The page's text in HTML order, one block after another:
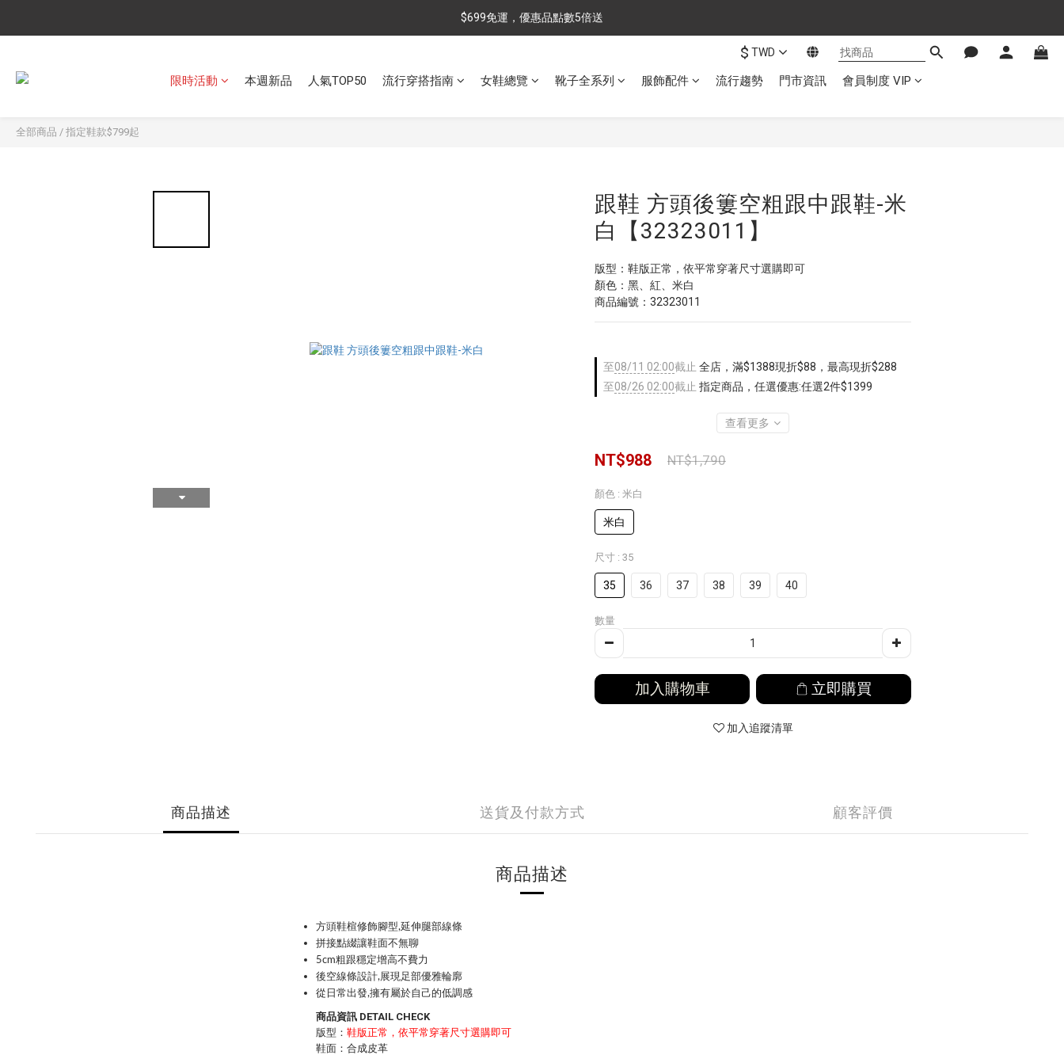
$699免運，優惠品點數5倍送
$699免運，優惠品點數5倍送
雨靴特價優惠中>>點我查看
$ TWD
限時活動 本週新品 人氣TOP50 流行穿搭指南 女鞋總覽 靴子全系列 服飾配件 流行趨勢 門市資訊 會員制度 VIP
全部商品 / 指定鞋款$799起
跟鞋 方頭後簍空粗跟中跟鞋-米
白【32323011】
版型：鞋版正常，依平常穿著尺寸選購即可
顏色：黑、紅、米白
商品編號：32323011
至08/11 02:00截止 全店，滿$1388現折$88，最高現折$288
至08/26 02:00截止 指定商品，任選優惠:任選2件$1399
查看更多
NT$988 NT$1,790
顏色 : 米白
米白
尺寸 : 35
35 36 37 38 39 40
數量
加入購物車 立即購買
加入追蹤清單
商品描述 送貨及付款方式 顧客評價
商品描述
方頭鞋楦修飾腳型,延伸腿部線條
拼接點綴讓鞋面不無聊
5cm粗跟穩定增高不費力
後空線條設計,展現足部優雅輪廓
從日常出發,擁有屬於自己的低調感
商品資訊 DETAIL CHECK
版型： 鞋版正常，依平常穿著尺寸選購即可
鞋面：合成皮革